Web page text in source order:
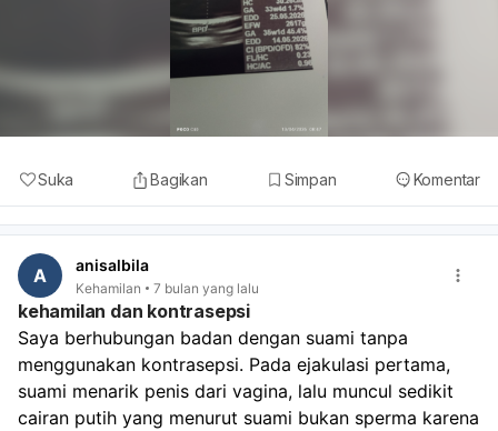
Suka Bagikan Simpan Komentar
A anisalbila
Kehamilan 7 bulan yang lalu
kehamilan dan kontrasepsi
Saya berhubungan badan dengan suami tanpa
menggunakan kontrasepsi. Pada ejakulasi pertama,
suami menarik penis dari vagina, lalu muncul sedikit
cairan putih yang menurut suami bukan sperma karena